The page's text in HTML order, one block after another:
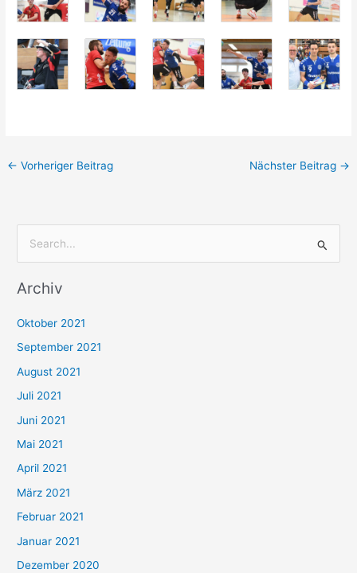
← Vorheriger Beitrag Nächster Beitrag →
c
n
n
a
c
h
:
Archiv
Oktober 2021
September 2021
August 2021
Juli 2021
Juni 2021
Mai 2021
April 2021
März 2021
Februar 2021
Januar 2021
Dezember 2020